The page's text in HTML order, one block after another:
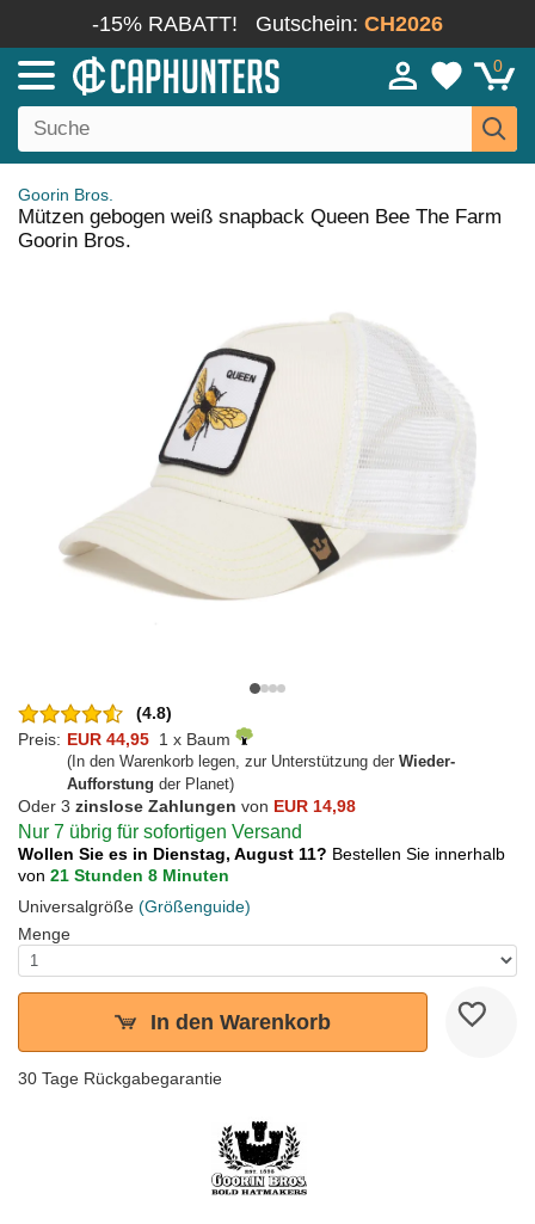
-15% RABATT! Gutschein: CH2026
0
Goorin Bros.
Mützen gebogen weiß snapback Queen Bee The Farm
Goorin Bros.
(4.8)
Preis: EUR 44,95 1 x Baum
(In den Warenkorb legen, zur Unterstützung der Wieder-
Aufforstung der Planet)
Oder 3 zinslose Zahlungen von EUR 14,98
Nur 7 übrig für sofortigen Versand
Wollen Sie es in Dienstag, August 11? Bestellen Sie innerhalb
von 21 Stunden 8 Minuten
Universalgröße (Größenguide)
Menge
In den Warenkorb
30 Tage Rückgabegarantie